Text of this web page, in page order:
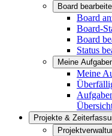
Board
Board
Board-
Board
Status
Meine
Meine
Projekte &